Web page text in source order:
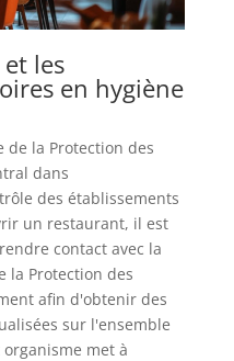
et les
en hygiène
de la Protection des
dans
des établissements
un restaurant, il est
contact avec la
la Protection des
afin d'obtenir des
sur l'ensemble
met à